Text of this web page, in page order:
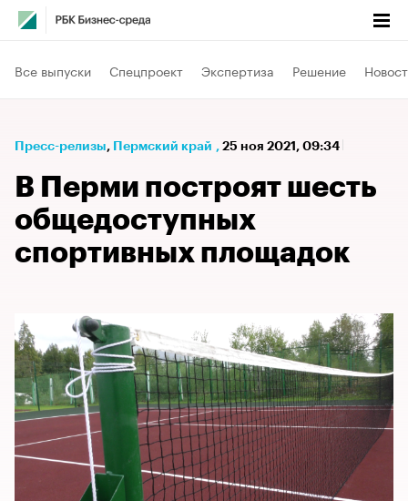
Все выпуски Спецпроект Экспертиза Решение
Пресс-релизы⁠, Пермский край , 25 ноя 2021, 09:34
В Перми построят шесть
общедоступных
спортивных площадок